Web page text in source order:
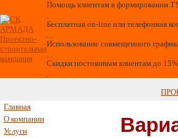
Помощь клиентам в формировании
Бесплатная on-line или телефонная
Использование совмещенного
Скидки постоянным клиентам до
Главная
О компании
Услуги